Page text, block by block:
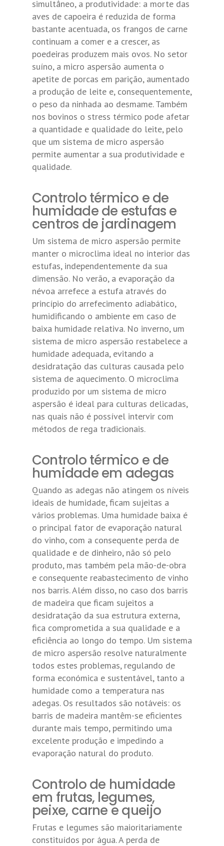
simultâneo, a produtividade: a morte das
aves de capoeira é reduzida de forma
bastante acentuada, os frangos de carne
continuam a comer e a crescer, as
poedeiras produzem mais ovos. No setor
suíno, a micro aspersão aumenta o
apetite de porcas em parição, aumentado
a produção de leite e, consequentemente,
o peso da ninhada ao desmame. Também
nos bovinos o stress térmico pode afetar
a quantidade e qualidade do leite, pelo
que um sistema de micro aspersão
permite aumentar a sua produtividade e
qualidade.
Controlo térmico e de
humidade de estufas e
centros de jardinagem
Um sistema de micro aspersão permite
manter o microclima ideal no interior das
estufas, independentemente da sua
dimensão. No verão, a evaporação da
névoa arrefece a estufa através do
princípio do arrefecimento adiabático,
humidificando o ambiente em caso de
baixa humidade relativa. No inverno, um
sistema de micro aspersão restabelece a
humidade adequada, evitando a
desidratação das culturas causada pelo
sistema de aquecimento. O microclima
produzido por um sistema de micro
aspersão é ideal para culturas delicadas,
nas quais não é possível intervir com
métodos de rega tradicionais.
Controlo térmico e de
humidade em adegas
Quando as adegas não atingem os níveis
ideais de humidade, ficam sujeitas a
vários problemas. Uma humidade baixa é
o principal fator de evaporação natural
do vinho, com a consequente perda de
qualidade e de dinheiro, não só pelo
produto, mas também pela mão-de-obra
e consequente reabastecimento de vinho
nos barris. Além disso, no caso dos barris
de madeira que ficam sujeitos a
desidratação da sua estrutura externa,
fica comprometida a sua qualidade e a
eficiência ao longo do tempo. Um sistema
de micro aspersão resolve naturalmente
todos estes problemas, regulando de
forma económica e sustentável, tanto a
humidade como a temperatura nas
adegas. Os resultados são notáveis: os
barris de madeira mantêm-se eficientes
durante mais tempo, permitindo uma
excelente produção e impedindo a
evaporação natural do produto.
Controlo de humidade
em frutas, legumes,
peixe, carne e queijo
Frutas e legumes são maioritariamente
constituídos por água. A perda de